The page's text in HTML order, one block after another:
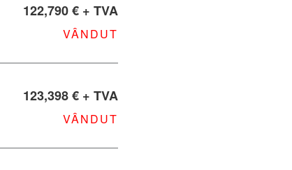
122,790 € + TVA
VÂNDUT
123,398 € + TVA
VÂNDUT